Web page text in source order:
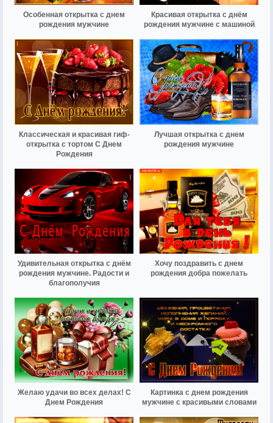
Особенная открытка с днем
рождения мужчине
Красивая открытка с днём
рождения мужчине с машиной
Классическая и красивая гиф-
открытка с тортом С Днем
Рождения
Лучшая открытка с днем
рождения мужчине
Удивительная открытка с днём
рождения мужчине. Радости и
благополучия
Хочу поздравить с днем
рождения добра пожелать
Желаю удачи во всех делах! С
Днем Рождения
Картинка с днем рождения
мужчине с красивыми словами